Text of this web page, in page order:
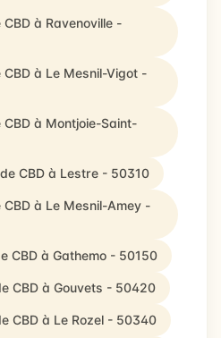
à Ravenoville -
à Le Mesnil-Vigot -
à Montjoie-Saint-
CBD à Lestre - 50310
à Le Mesnil-Amey -
CBD à Gathemo - 50150
CBD à Gouvets - 50420
CBD à Le Rozel - 50340